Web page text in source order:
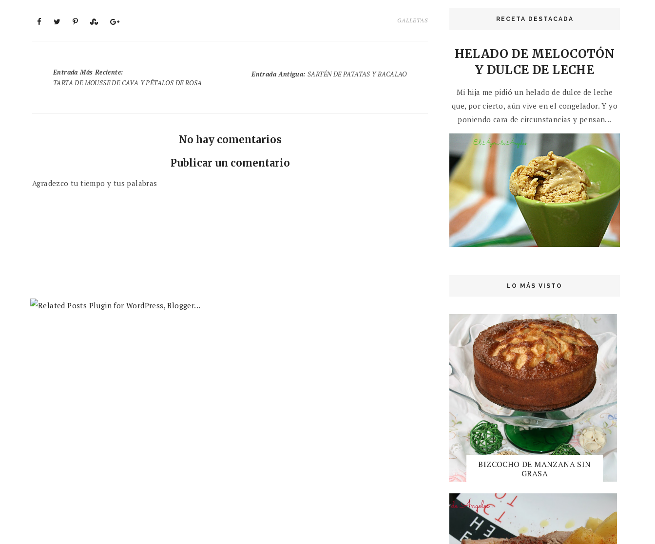
GALLETAS
Entrada Más Reciente:
TARTA DE MOUSSE DE CAVA Y PÉTALOS DE ROSA
Entrada Antigua:SARTÉN DE PATATAS Y BACALAO
No hay comentarios
Publicar un comentario
Agradezco tu tiempo y tus palabras
RECETA DESTACADA
HELADO DE MELOCOTÓN
Y DULCE DE LECHE
Mi hija me pidió un helado de dulce de leche
que, por cierto, aún vive en el congelador. Y yo
poniendo cara de circunstancias y pensan...
LO MÁS VISTO
BIZCOCHO DE MANZANA SIN
GRASA